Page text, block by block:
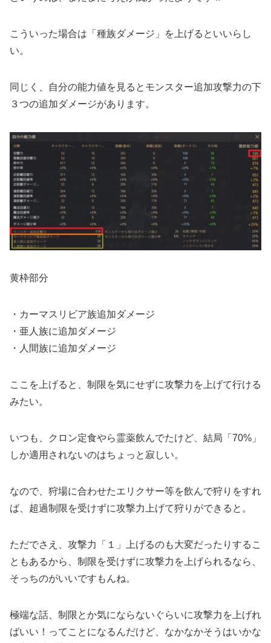
こういった場合は「種族ダメージ」を上げるといいらし
い。
同じく、自分の能力値を見るとモンスター追加攻撃力の下
３つの追加ダメージがあります。
黄枠部分
・カーマスリビア族追加ダメージ
・亜人族に追加ダメージ
・人間族に追加ダメージ
ここを上げると、制限を気にせずに攻撃力を上げて行ける
みたい。
いつも、クロン定食やら霊薬飲んでたけど、結局「70%」
しか適用されないのはちょっと寂しい。
なので、狩場に合わせたエリクサー等を飲んで狩りをすれ
ば、超過制限を受けずに攻撃力上げて狩りができると。
ただでさえ、攻撃力「１」上げるのも大変だったりするこ
ともあるから、制限を受けずに攻撃力を上げられるなら、
そっちのがいいですもんね。
極端な話、制限とか気にならないぐらいに攻撃力を上げれ
ばいい！ってことになるんだけど、なかなかそうはいかな